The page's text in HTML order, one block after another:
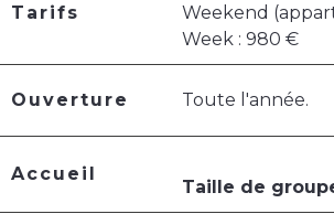
Tarifs
Weekend
Week : 980 €
Ouverture Toute l'année.
Accueil
Taille de